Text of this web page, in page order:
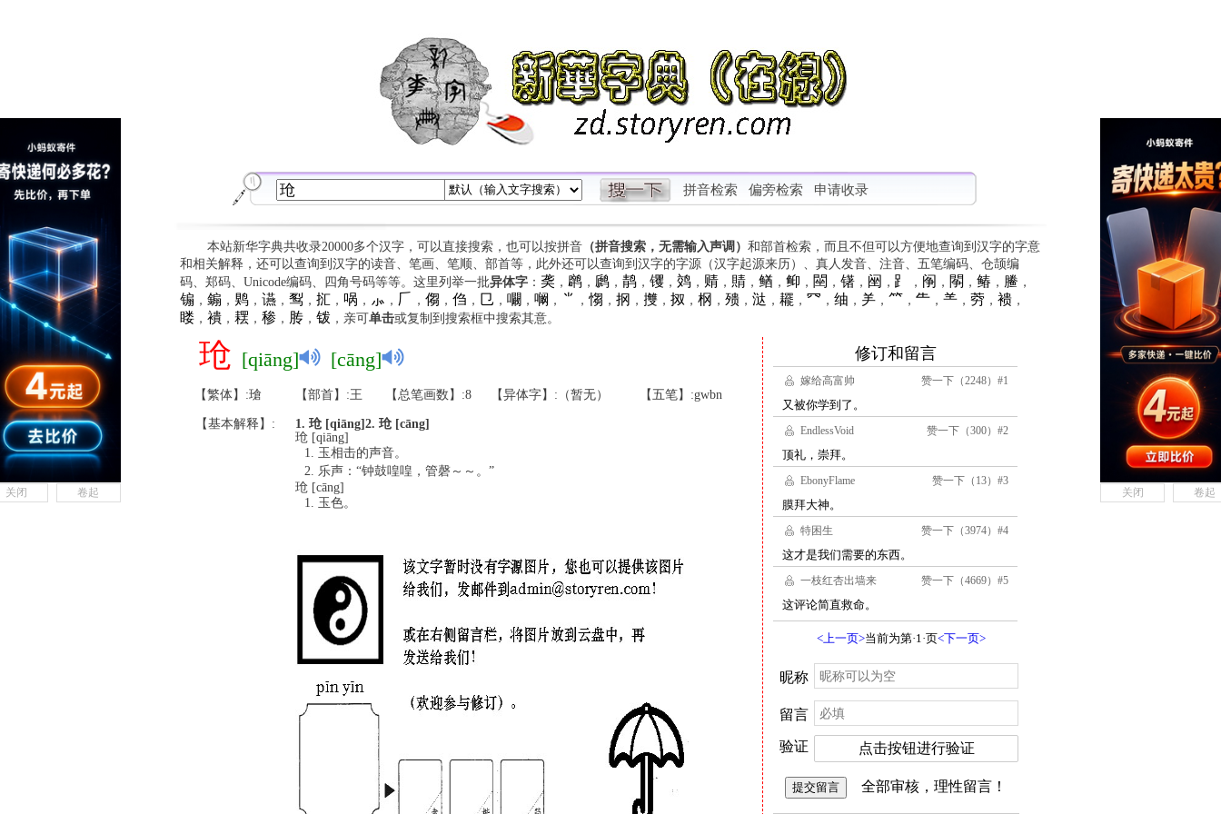
拼音检索 偏旁检索 申请收录
本站新华字典共收录20000多个汉字，可以直接搜索，也可以按拼音（拼音搜索，无需输入声调） 和部首检索，而且不但可以方便地查询到汉字的字意
和相关解释，还可以查询到汉字的读音、笔画、笔顺、部首等，此外还可以查询到汉字的字源（汉字起源来历）、真人发音、注音、五笔编码、仓颉编
码、郑码、Unicode编码、四角号码等等。这里列举一批异体字： 䶮 ， 䴙， 䴘， 䴖， 䦆， 䴔， 䞍， 䝼， 䲡 ， 䲟 ， 䦟 ， 䦃， 䦷 ， ⻊ ， 䦶 ， 䦛 ， 䲠 ， 䲢 ，
䦂 ， 䥇 ， 䴗， 䜩， 䴕， 㧟 ， 㖞 ， ⺗ ， 𠂆 ， 㑳 ， 㑇 ， 㔾 ， 㘚 ， 㘎 ， ⺌ ， 㥮 ， 㧏 ， 㩳， 㧐 ， 㭎 ， 㱮， 㳠 ， 䎱 ， ⺳ ， 䌷 ， ⺶， ⺮ ， ⺧， ⺷， 䓖， 䙌，
䁖， 䙡， 䎬 ， 䅟， 䏝， 䥽，亲可单击或复制到搜索框中搜索其意。
玱 [qiāng] [cāng]
【繁体】:瑲 【部首】:王 【总笔画数】:8 【异体字】:（暂无） 【五笔】:gwbn
【基本解释】: 1. 玱 [qiāng] 2. 玱 [cāng]
玱 [qiāng]
玉相击的声音。
乐声：“钟鼓喤喤，管磬～～。”
玱 [cāng]
玉色。
关闭 卷起 关闭 卷起